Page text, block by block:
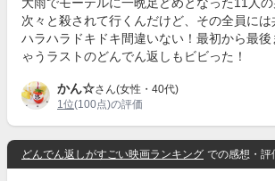
次々と殺されて行くんだけど、その全員には
ハラハラドキドキ間違いない！最初から最
ゃうラストのどんでん返しもビビった！
かん☆さん(女性・40代)
1位(100点)の評価
どんでん返しがすごい映画ランキング での感想・評